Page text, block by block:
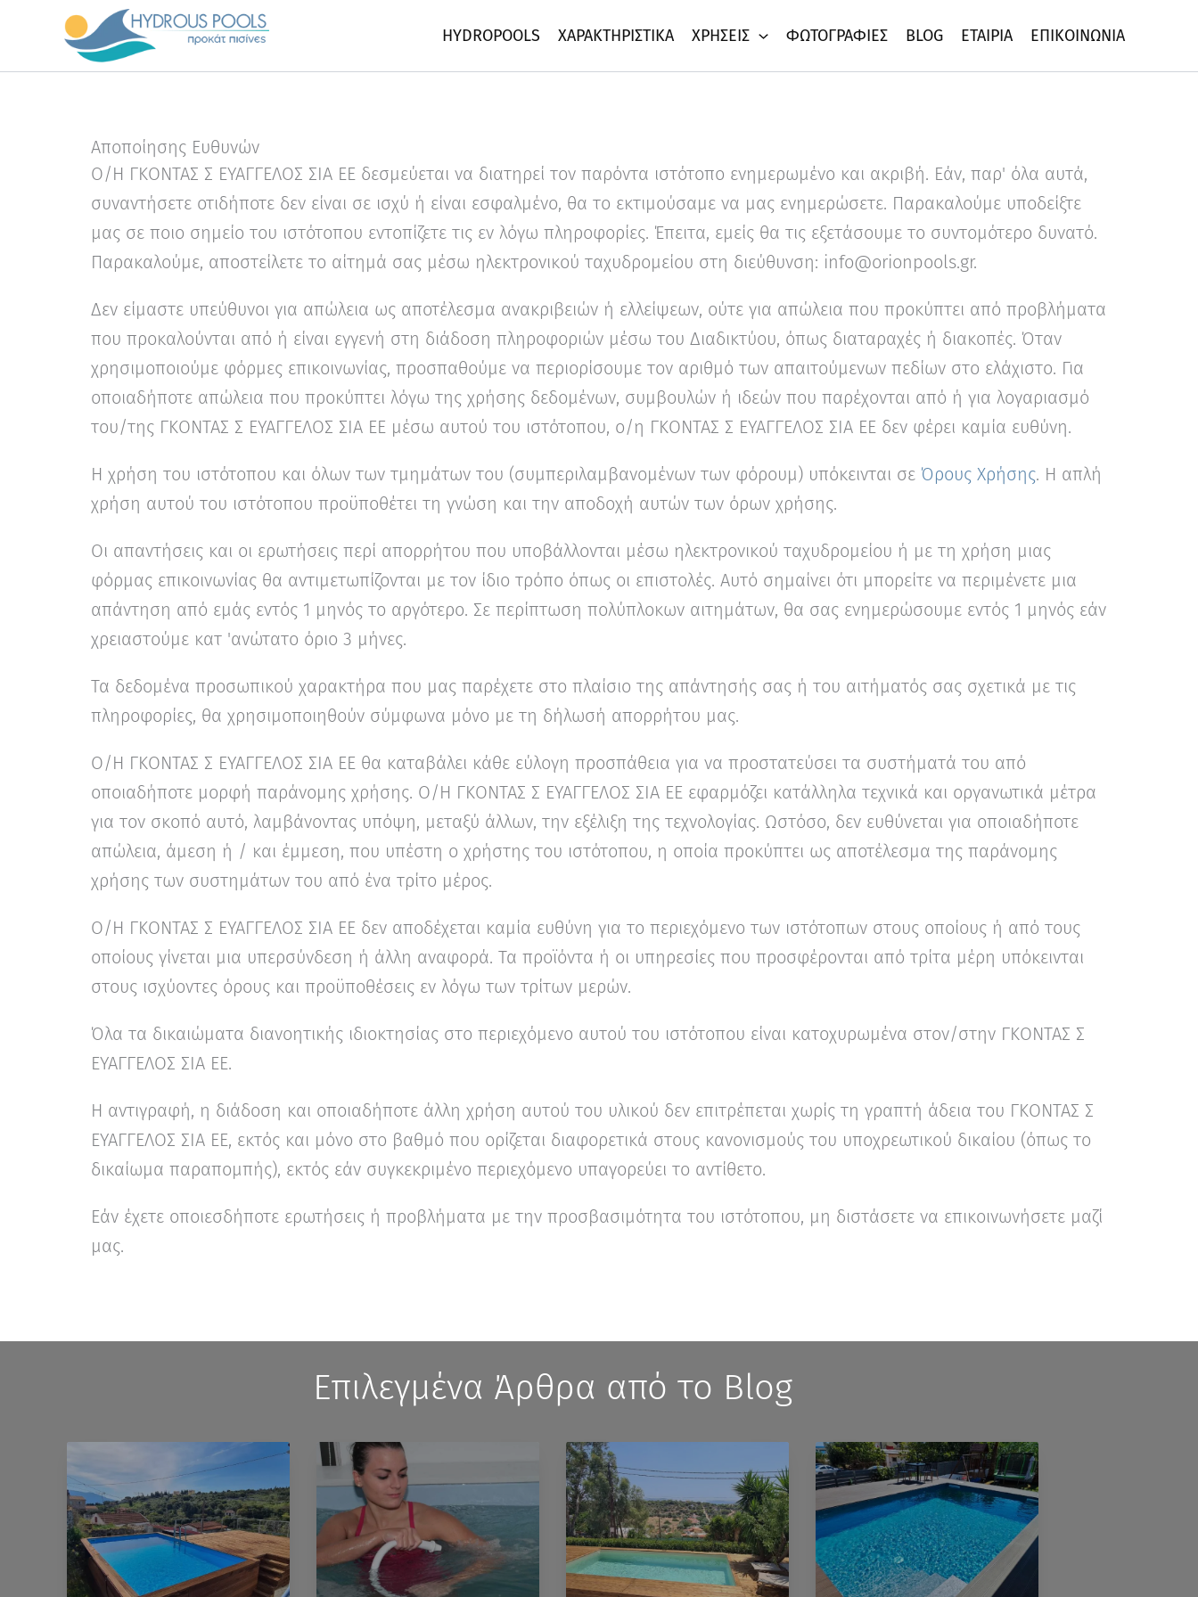
Μετάβαση
περιεχόμενο
HYDROPOOLS ΧΑΡΑΚΤΗΡΙΣΤΙΚΆ ΧΡΉΣΕΙΣ ΦΩΤΟΓΡΑΦΊΕΣ BLOG ΕΤΑΙΡΊΑ ΕΠΙΚΟΙΝΩΝΊΑ
Αποποίησης Ευθυνών
Ο/Η ΓΚΟΝΤΑΣ Σ ΕΥΑΓΓΕΛΟΣ ΣΙΑ ΕΕ δεσμεύεται να διατηρεί τον παρόντα ιστότοπο ενημερωμένο και ακριβή. Εάν, παρ' όλα αυτά,
συναντήσετε οτιδήποτε δεν είναι σε ισχύ ή είναι εσφαλμένο, θα το εκτιμούσαμε να μας ενημερώσετε. Παρακαλούμε υποδείξτε
μας σε ποιο σημείο του ιστότοπου εντοπίζετε τις εν λόγω πληροφορίες. Έπειτα, εμείς θα τις εξετάσουμε το συντομότερο δυνατό.
Παρακαλούμε, αποστείλετε το αίτημά σας μέσω ηλεκτρονικού ταχυδρομείου στη διεύθυνση: info@orionpools.gr.
Δεν είμαστε υπεύθυνοι για απώλεια ως αποτέλεσμα ανακριβειών ή ελλείψεων, ούτε για απώλεια που προκύπτει από προβλήματα
που προκαλούνται από ή είναι εγγενή στη διάδοση πληροφοριών μέσω του Διαδικτύου, όπως διαταραχές ή διακοπές. Όταν
χρησιμοποιούμε φόρμες επικοινωνίας, προσπαθούμε να περιορίσουμε τον αριθμό των απαιτούμενων πεδίων στο ελάχιστο. Για
οποιαδήποτε απώλεια που προκύπτει λόγω της χρήσης δεδομένων, συμβουλών ή ιδεών που παρέχονται από ή για λογαριασμό
του/της ΓΚΟΝΤΑΣ Σ ΕΥΑΓΓΕΛΟΣ ΣΙΑ ΕΕ μέσω αυτού του ιστότοπου, ο/η ΓΚΟΝΤΑΣ Σ ΕΥΑΓΓΕΛΟΣ ΣΙΑ ΕΕ δεν φέρει καμία ευθύνη.
Η χρήση του ιστότοπου και όλων των τμημάτων του (συμπεριλαμβανομένων των φόρουμ) υπόκεινται σε Όρους Χρήσης. Η απλή
χρήση αυτού του ιστότοπου προϋποθέτει τη γνώση και την αποδοχή αυτών των όρων χρήσης.
Οι απαντήσεις και οι ερωτήσεις περί απορρήτου που υποβάλλονται μέσω ηλεκτρονικού ταχυδρομείου ή με τη χρήση μιας
φόρμας επικοινωνίας θα αντιμετωπίζονται με τον ίδιο τρόπο όπως οι επιστολές. Αυτό σημαίνει ότι μπορείτε να περιμένετε μια
απάντηση από εμάς εντός 1 μηνός το αργότερο. Σε περίπτωση πολύπλοκων αιτημάτων, θα σας ενημερώσουμε εντός 1 μηνός εάν
χρειαστούμε κατ 'ανώτατο όριο 3 μήνες.
Τα δεδομένα προσωπικού χαρακτήρα που μας παρέχετε στο πλαίσιο της απάντησής σας ή του αιτήματός σας σχετικά με τις
πληροφορίες, θα χρησιμοποιηθούν σύμφωνα μόνο με τη δήλωσή απορρήτου μας.
Ο/Η ΓΚΟΝΤΑΣ Σ ΕΥΑΓΓΕΛΟΣ ΣΙΑ ΕΕ θα καταβάλει κάθε εύλογη προσπάθεια για να προστατεύσει τα συστήματά του από
οποιαδήποτε μορφή παράνομης χρήσης. Ο/Η ΓΚΟΝΤΑΣ Σ ΕΥΑΓΓΕΛΟΣ ΣΙΑ ΕΕ εφαρμόζει κατάλληλα τεχνικά και οργανωτικά μέτρα
για τον σκοπό αυτό, λαμβάνοντας υπόψη, μεταξύ άλλων, την εξέλιξη της τεχνολογίας. Ωστόσο, δεν ευθύνεται για οποιαδήποτε
απώλεια, άμεση ή / και έμμεση, που υπέστη ο χρήστης του ιστότοπου, η οποία προκύπτει ως αποτέλεσμα της παράνομης
χρήσης των συστημάτων του από ένα τρίτο μέρος.
Ο/Η ΓΚΟΝΤΑΣ Σ ΕΥΑΓΓΕΛΟΣ ΣΙΑ ΕΕ δεν αποδέχεται καμία ευθύνη για το περιεχόμενο των ιστότοπων στους οποίους ή από τους
οποίους γίνεται μια υπερσύνδεση ή άλλη αναφορά. Τα προϊόντα ή οι υπηρεσίες που προσφέρονται από τρίτα μέρη υπόκεινται
στους ισχύοντες όρους και προϋποθέσεις εν λόγω των τρίτων μερών.
Όλα τα δικαιώματα διανοητικής ιδιοκτησίας στο περιεχόμενο αυτού του ιστότοπου είναι κατοχυρωμένα στον/στην ΓΚΟΝΤΑΣ Σ
ΕΥΑΓΓΕΛΟΣ ΣΙΑ ΕΕ.
Η αντιγραφή, η διάδοση και οποιαδήποτε άλλη χρήση αυτού του υλικού δεν επιτρέπεται χωρίς τη γραπτή άδεια του ΓΚΟΝΤΑΣ Σ
ΕΥΑΓΓΕΛΟΣ ΣΙΑ ΕΕ, εκτός και μόνο στο βαθμό που ορίζεται διαφορετικά στους κανονισμούς του υποχρεωτικού δικαίου (όπως το
δικαίωμα παραπομπής), εκτός εάν συγκεκριμένο περιεχόμενο υπαγορεύει το αντίθετο.
Εάν έχετε οποιεσδήποτε ερωτήσεις ή προβλήματα με την προσβασιμότητα του ιστότοπου, μη διστάσετε να επικοινωνήσετε μαζί
μας.
Επιλεγμένα Άρθρα από το Blog